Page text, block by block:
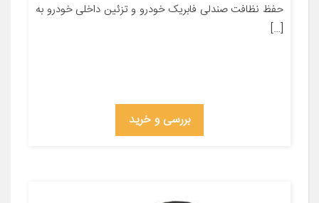
حفظ نظافت صندلی فابریک خودرو و تزئین داخلی خودرو به
[…]
بررسی و خرید